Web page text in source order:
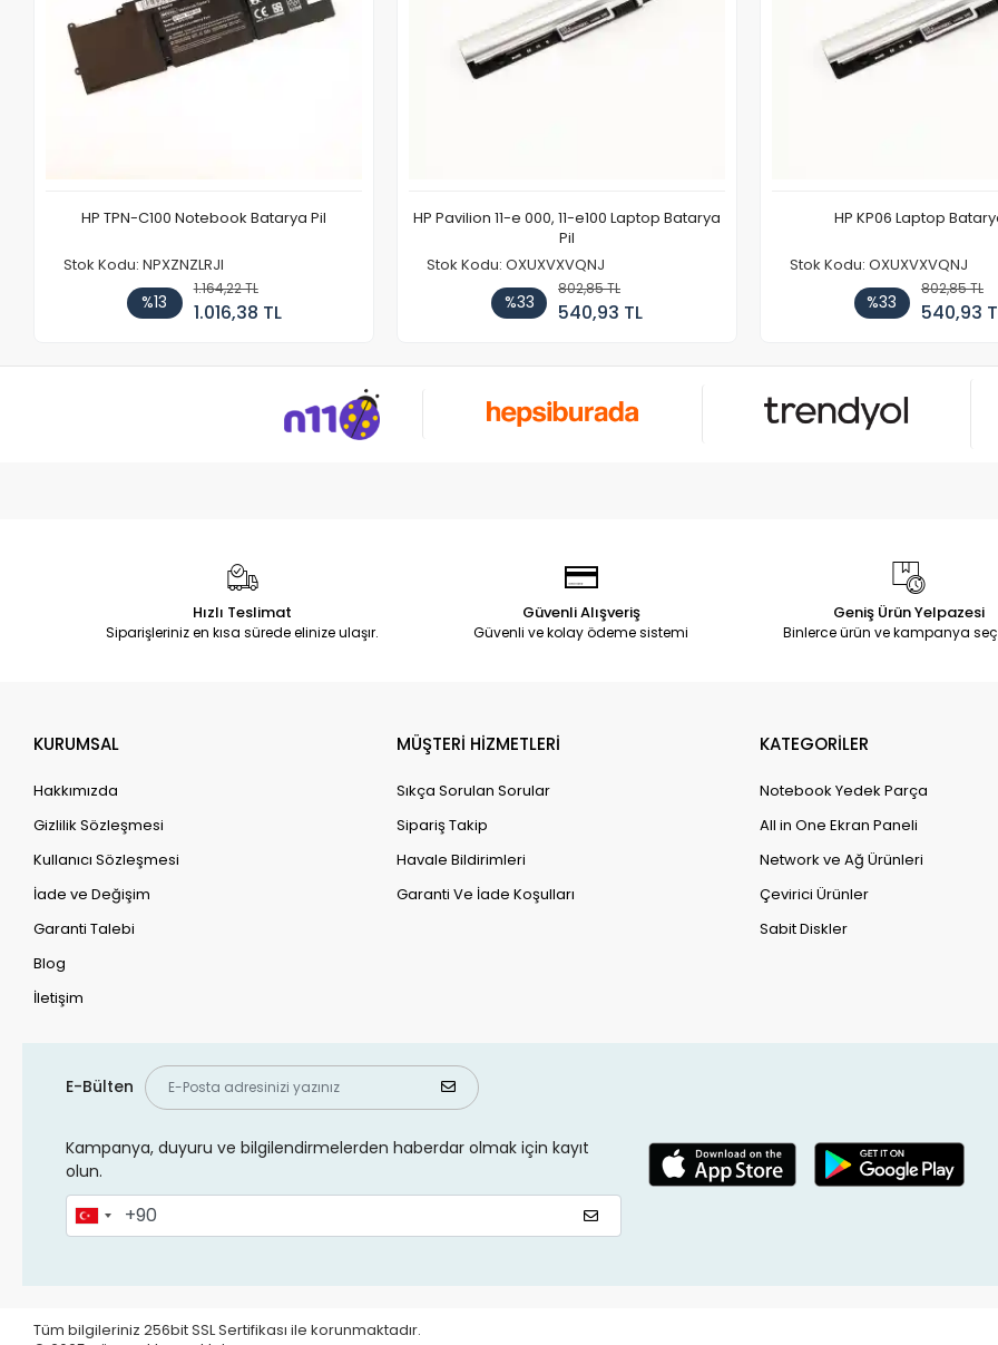
HP TPN-C100 Notebook Batarya Pil
Stok Kodu: NPXZNZLRJI
%13
1.164,22 TL
1.016,38 TL
HP Pavilion 11-e 000, 11-e100 Laptop Batarya
Pil
Stok Kodu: OXUXVXVQNJ
%33
802,85 TL
540,93 TL
HP KP06 Laptop
Stok Kodu: OXUXVXVQNJ
%33
802,85 TL
540,93
Hızlı Teslimat
Siparişleriniz en kısa sürede elinize ulaşır.
Güvenli Alışveriş
Güvenli ve kolay ödeme sistemi
Geniş Ürün Yelpazesi
Binlerce ürün ve kampanya
KURUMSAL
Hakkımızda
Gizlilik Sözleşmesi
Kullanıcı Sözleşmesi
İade ve Değişim
Garanti Talebi
Blog
İletişim
MÜŞTERİ HİZMETLERİ
Sıkça Sorulan Sorular
Sipariş Takip
Havale Bildirimleri
Garanti Ve İade Koşulları
KATEGORİLER
Notebook Yedek Parça
All in One Ekran Paneli
Network ve Ağ Ürünleri
Çevirici Ürünler
Sabit Diskler
E-Bülten
Kampanya, duyuru ve bilgilendirmelerden haberdar olmak için kayıt
olun.
Tüm bilgileriniz 256bit SSL Sertifikası ile korunmaktadır.